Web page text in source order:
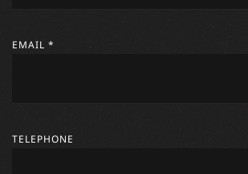
EMAIL *
TELEPHONE